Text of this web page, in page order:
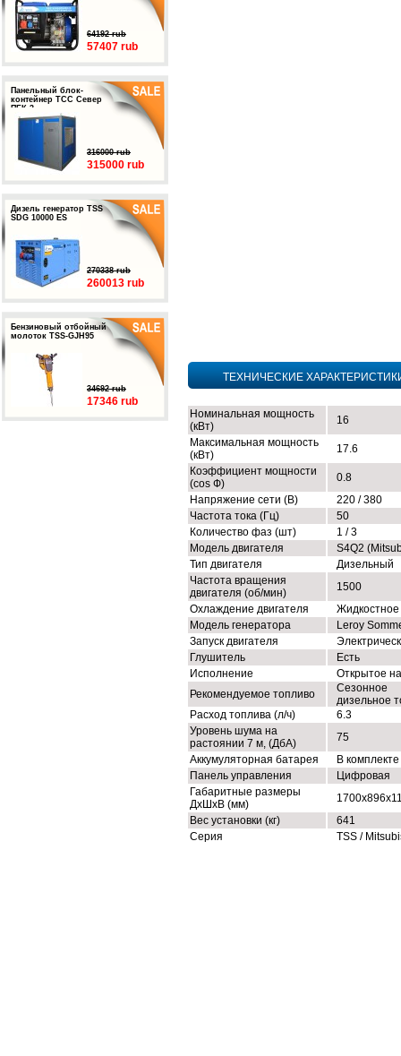
64192 rub
57407 rub
Панельный блок-
контейнер ТСС Север
ПБК-3
316000 rub
315000 rub
Дизель генератор TSS
SDG 10000 ES
270338 rub
260013 rub
Бензиновый отбойный
молоток TSS-GJH95
34692 rub
17346 rub
ТЕХНИЧЕСКИЕ
Номинальная мощность
(кВт)
16
Максимальная мощность
(кВт)
17.6
Коэффициент мощности
(cos Ф)
0.8
Напряжение сети (В)
220 / 380
Частота тока (Гц)
50
Количество фаз (шт)
1 / 3
Модель двигателя
S4Q2
Тип двигателя
Дизельный
Частота вращения
двигателя (об/мин)
1500
Охлаждение двигателя
Жидкостное
Модель генератора
Leroy
Запуск двигателя
Глушитель
Есть
Исполнение
Открытое
Рекомендуемое топливо
Сезонное
дизельное
Расход топлива (л/ч)
6.3
Уровень шума на
растоянии 7 м, (ДбА)
75
Аккумуляторная батарея
В комплекте
Панель управления
Цифровая
Габаритные размеры
ДхШхВ (мм)
Вес установки (кг)
641
Серия
TSS /